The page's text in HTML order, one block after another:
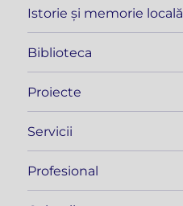
Istorie și memorie locală
Biblioteca
Proiecte
Servicii
Profesional